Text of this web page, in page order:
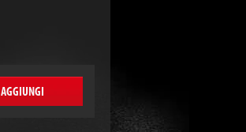
AGGIUNGI